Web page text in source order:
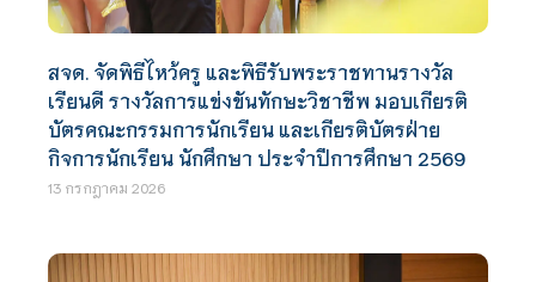
สจด. จัดพิธีไหว้ครู และพิธีรับพระราชทานรางวัล
เรียนดี รางวัลการแข่งขันทักษะวิชาชีพ มอบเกียรติ
บัตรคณะกรรมการนักเรียน และเกียรติบัตรฝ่าย
กิจการนักเรียน นักศึกษา ประจำปีการศึกษา 2569
13 กรกฎาคม 2026